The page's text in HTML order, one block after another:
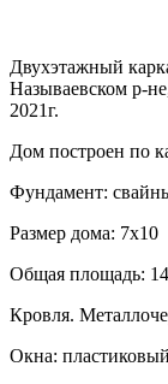
Двухэтажный
Называевском р-
2021г.
Дом построен по
Фундамент:
Размер дома: 7х10
Общая площадь:
Кровля.
Окна: